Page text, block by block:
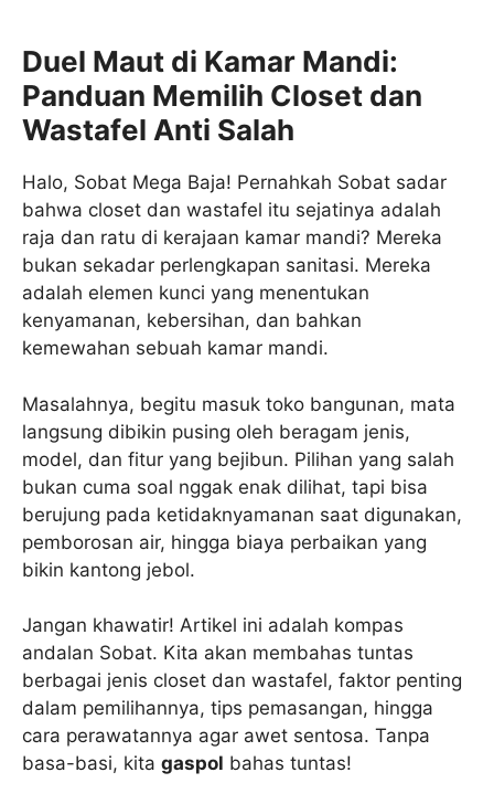
Duel Maut di Kamar Mandi:
Panduan Memilih Closet dan
Wastafel Anti Salah
Halo, Sobat Mega Baja! Pernahkah Sobat sadar
bahwa closet dan wastafel itu sejatinya adalah
raja dan ratu di kerajaan kamar mandi? Mereka
bukan sekadar perlengkapan sanitasi. Mereka
adalah elemen kunci yang menentukan
kenyamanan, kebersihan, dan bahkan
kemewahan sebuah kamar mandi.
Masalahnya, begitu masuk toko bangunan, mata
langsung dibikin pusing oleh beragam jenis,
model, dan fitur yang bejibun. Pilihan yang salah
bukan cuma soal nggak enak dilihat, tapi bisa
berujung pada ketidaknyamanan saat digunakan,
pemborosan air, hingga biaya perbaikan yang
bikin kantong jebol.
Jangan khawatir! Artikel ini adalah kompas
andalan Sobat. Kita akan membahas tuntas
berbagai jenis closet dan wastafel, faktor penting
dalam pemilihannya, tips pemasangan, hingga
cara perawatannya agar awet sentosa. Tanpa
basa-basi, kita gaspol bahas tuntas!